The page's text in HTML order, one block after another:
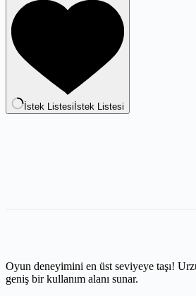
İstek Listesi İstek Listesi
Oyun deneyimini en üst seviyeye taşı!
geniş bir kullanım alanı sunar.